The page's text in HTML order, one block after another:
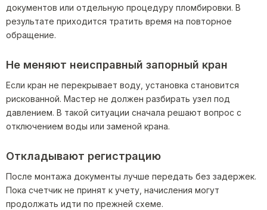
документов или отдельную процедуру пломбировки. В
результате приходится тратить время на повторное
обращение.
Не меняют неисправный запорный кран
Если кран не перекрывает воду, установка становится
рискованной. Мастер не должен разбирать узел под
давлением. В такой ситуации сначала решают вопрос с
отключением воды или заменой крана.
Откладывают регистрацию
После монтажа документы лучше передать без задержек.
Пока счетчик не принят к учету, начисления могут
продолжать идти по прежней схеме.